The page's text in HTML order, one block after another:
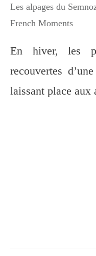
Les alpages du
French Moments
En hiver, les
recouvertes
laissant place aux